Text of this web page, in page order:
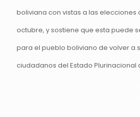
boliviana con vistas a las elecciones
octubre, y sostiene que esta puede
para el pueblo boliviano de volver a
ciudadanos del Estado Plurinacional